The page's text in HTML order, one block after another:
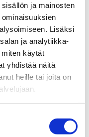
ja mainosten
Lisäksi
ja analytiikka-
käytät
yhdistää näitä
heille tai joita on